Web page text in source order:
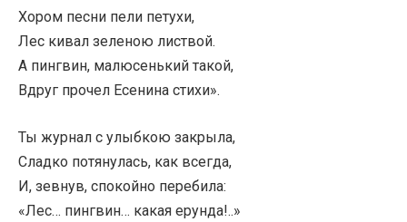
Хором песни пели петухи,
Лес кивал зеленою листвой.
А пингвин, малюсенький такой,
Вдруг прочел Есенина стихи».
Ты журнал с улыбкою закрыла,
Сладко потянулась, как всегда,
И, зевнув, спокойно перебила:
«Лес… пингвин… какая ерунда!..»